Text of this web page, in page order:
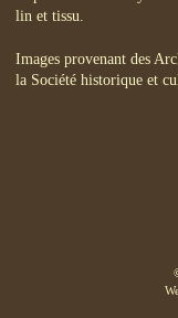
lin et tissu.
Images provenant des
la Société historique et